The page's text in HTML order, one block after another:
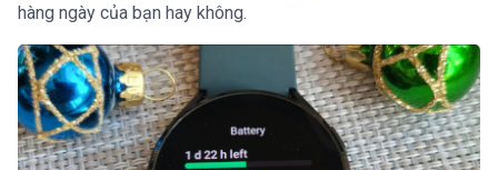
hàng ngày của bạn hay không.